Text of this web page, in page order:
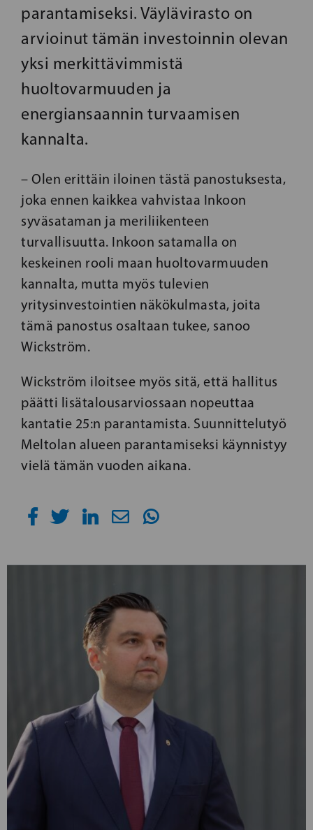
parantamiseksi. Väylävirasto on
arvioinut tämän investoinnin olevan
yksi merkittävimmistä
huoltovarmuuden ja
energiansaannin turvaamisen
kannalta.
– Olen erittäin iloinen tästä panostuksesta,
joka ennen kaikkea vahvistaa Inkoon
syväsataman ja meriliikenteen
turvallisuutta. Inkoon satamalla on
keskeinen rooli maan huoltovarmuuden
kannalta, mutta myös tulevien
yritysinvestointien näkökulmasta, joita
tämä panostus osaltaan tukee, sanoo
Wickström.
Wickström iloitsee myös sitä, että hallitus
päätti lisätalousarviossaan nopeuttaa
kantatie 25:n parantamista. Suunnittelutyö
Meltolan alueen parantamiseksi käynnistyy
vielä tämän vuoden aikana.